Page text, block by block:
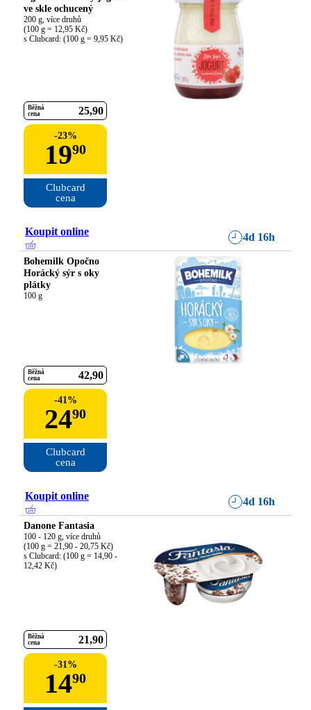
ve skle ochucený
200 g, více druhů
(100 g = 12,95 Kč)
s Clubcard: (100 g = 9,95 Kč)
Běžná
cena
25 90
-23%
1990
Clubcard
cena
Koupit online 4d 16h
Bohemilk Opočno
Horácký sýr s oky
plátky
100 g
Běžná
cena
42 90
-41%
2490
Clubcard
cena
Koupit online 4d 16h
Danone Fantasia
100 - 120 g, více druhů
(100 g = 21,90 - 20,75 Kč)
s Clubcard: (100 g = 14,90 -
12,42 Kč)
Běžná
cena
21 90
-31%
1490